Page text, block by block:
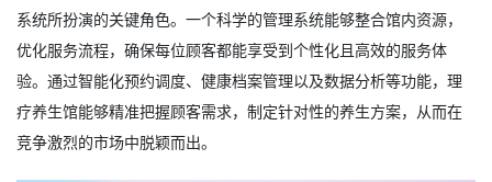
系统所扮演的关键角色。一个科学的管理系统能够整合馆内资源，
优化服务流程，确保每位顾客都能享受到个性化且高效的服务体
验。通过智能化预约调度、健康档案管理以及数据分析等功能，理
疗养生馆能够精准把握顾客需求，制定针对性的养生方案，从而在
竞争激烈的市场中脱颖而出。